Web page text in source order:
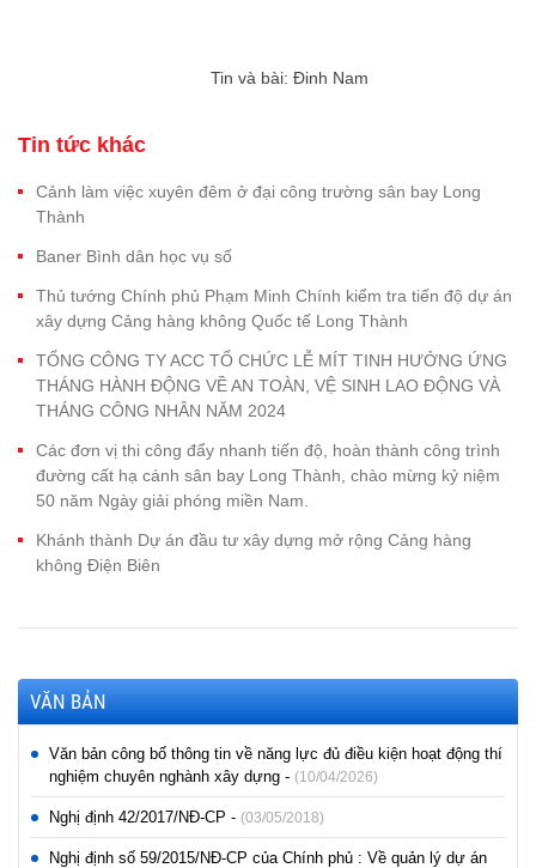
Tin và bài: Đinh Nam
Tin tức khác
Cảnh làm việc xuyên đêm ở đại công trường sân bay Long
Thành
Baner Bình dân học vụ số
Thủ tướng Chính phủ Phạm Minh Chính kiểm tra tiến độ dự án
xây dựng Cảng hàng không Quốc tế Long Thành
TỔNG CÔNG TY ACC TỔ CHỨC LỄ MÍT TINH HƯỞNG ỨNG
THÁNG HÀNH ĐỘNG VỀ AN TOÀN, VỆ SINH LAO ĐỘNG VÀ
THÁNG CÔNG NHÂN NĂM 2024
Các đơn vị thi công đẩy nhanh tiến độ, hoàn thành công trình
đường cất hạ cánh sân bay Long Thành, chào mừng kỷ niệm
50 năm Ngày giải phóng miền Nam.
Khánh thành Dự án đầu tư xây dựng mở rộng Cảng hàng
không Điện Biên
VĂN BẢN
Văn bản công bố thông tin về năng lực đủ điều kiện hoạt động thí
nghiệm chuyên nghành xây dựng - (10/04/2026)
Nghị định 42/2017/NĐ-CP - (03/05/2018)
Nghị định số 59/2015/NĐ-CP của Chính phủ : Về quản lý dự án